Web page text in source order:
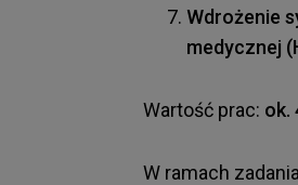
Wdrożenie
medycznej
Wartość prac: ok.
W ramach